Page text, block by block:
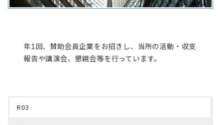
年1回、賛助会員企業をお招きし、当所の活動・収支
報告や講演会、懇親会等を行っています。
R03